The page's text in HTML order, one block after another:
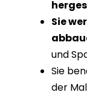
Sie
und
Sie
der